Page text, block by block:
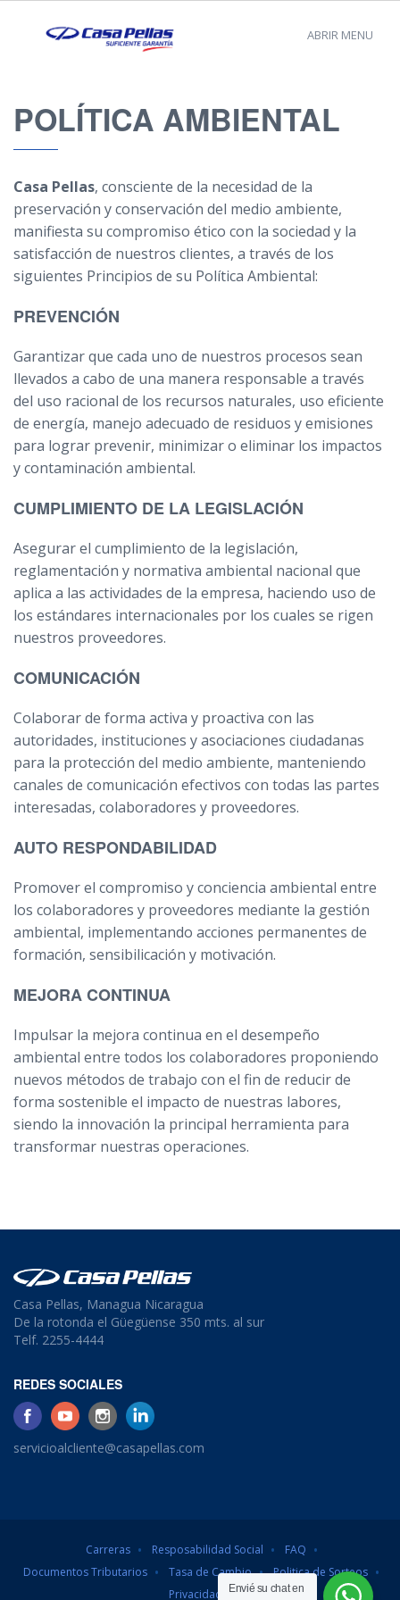
ABRIR MENU
POLÍTICA AMBIENTAL
Casa Pellas, consciente de la necesidad de la
preservación y conservación del medio ambiente,
manifiesta su compromiso ético con la sociedad y la
satisfacción de nuestros clientes, a través de los
siguientes Principios de su Política Ambiental:
PREVENCIÓN
Garantizar que cada uno de nuestros procesos sean
llevados a cabo de una manera responsable a través
del uso racional de los recursos naturales, uso eficiente
de energía, manejo adecuado de residuos y emisiones
para lograr prevenir, minimizar o eliminar los impactos
y contaminación ambiental.
CUMPLIMIENTO DE LA LEGISLACIÓN
Asegurar el cumplimiento de la legislación,
reglamentación y normativa ambiental nacional que
aplica a las actividades de la empresa, haciendo uso de
los estándares internacionales por los cuales se rigen
nuestros proveedores.
COMUNICACIÓN
Colaborar de forma activa y proactiva con las
autoridades, instituciones y asociaciones ciudadanas
para la protección del medio ambiente, manteniendo
canales de comunicación efectivos con todas las partes
interesadas, colaboradores y proveedores.
AUTO RESPONDABILIDAD
Promover el compromiso y conciencia ambiental entre
los colaboradores y proveedores mediante la gestión
ambiental, implementando acciones permanentes de
formación, sensibilicación y motivación.
MEJORA CONTINUA
Impulsar la mejora continua en el desempeño
ambiental entre todos los colaboradores proponiendo
nuevos métodos de trabajo con el fin de reducir de
forma sostenible el impacto de nuestras labores,
siendo la innovación la principal herramienta para
transformar nuestras operaciones.
Casa Pellas, Managua Nicaragua
De la rotonda el Güegüense 350 mts. al sur
Telf. 2255-4444
REDES SOCIALES
servicioalcliente@casapellas.com
Carreras Resposabilidad Social
FAQ
Documentos Tributarios
Tasa de Cambio
Politica de Sorteos
Privacidad
Envié su chat en